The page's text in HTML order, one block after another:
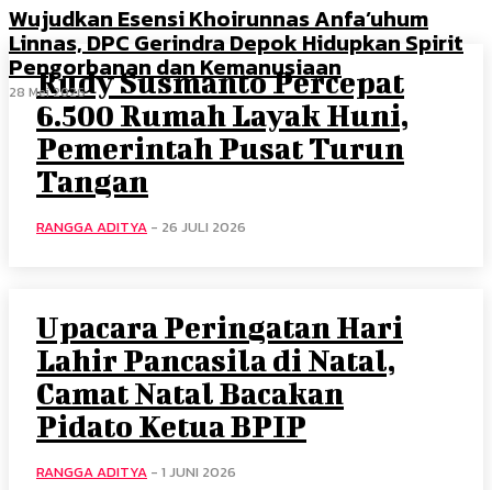
Wujudkan Esensi Khoirunnas Anfa’uhum
Linnas, DPC Gerindra Depok Hidupkan Spirit
Pengorbanan dan Kemanusiaan
28 Mei 2026
Rudy Susmanto Percepat
6.500 Rumah Layak Huni,
Pemerintah Pusat Turun
Tangan
RANGGA ADITYA - 26 JULI 2026
Upacara Peringatan Hari
Lahir Pancasila di Natal,
Camat Natal Bacakan
Pidato Ketua BPIP
RANGGA ADITYA - 1 JUNI 2026